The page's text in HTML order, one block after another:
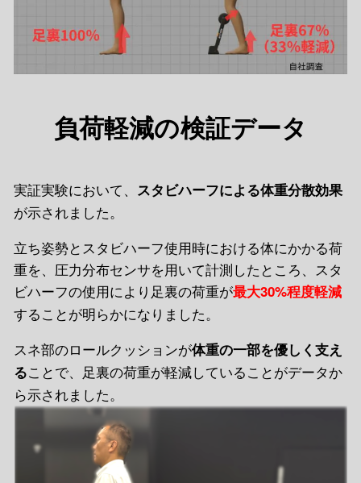
負荷軽減の検証データ
実証実験において、 スタビハーフによる体重分散効果
が示されました。
立ち姿勢とスタビハーフ使用時における体にかかる荷
重を、圧力分布センサを用いて計測したところ、スタ
ビハーフの使用により足裏の荷重が最大30%程度軽減
することが明らかになりました。
スネ部のロールクッションが体重の一部を優しく支え
ることで、足裏の荷重が軽減していることがデータか
ら示されました。